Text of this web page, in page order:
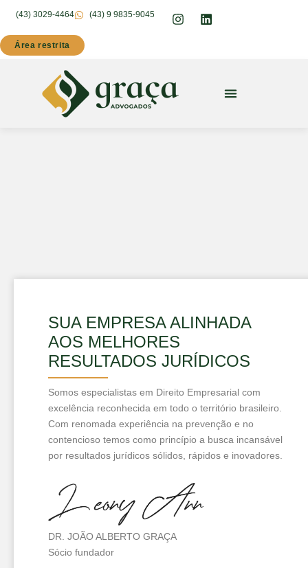
(43) 3029-4464 (43) 9 9835-9045
Área restrita
SUA EMPRESA ALINHADA
AOS MELHORES
RESULTADOS JURÍDICOS
Somos especialistas em Direito Empresarial com
excelência reconhecida em todo o território brasileiro.
Com renomada experiência na prevenção e no
contencioso temos como princípio a busca incansável
por resultados jurídicos sólidos, rápidos e inovadores.
DR. JOÃO ALBERTO GRAÇA
Sócio fundador